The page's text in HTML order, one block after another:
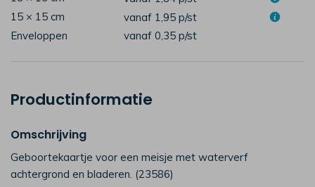
15 × 15 cm
vanaf 1,95 p/st
Enveloppen
vanaf 0,35 p/st
Productinformatie
Omschrijving
Geboortekaartje voor een meisje met waterverf
achtergrond en bladeren. (23586)